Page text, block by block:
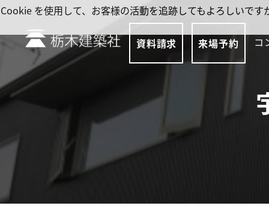
資料請求 来場予約 コ
Cookie を使用して、お客様の活動を追跡してもよろしいで